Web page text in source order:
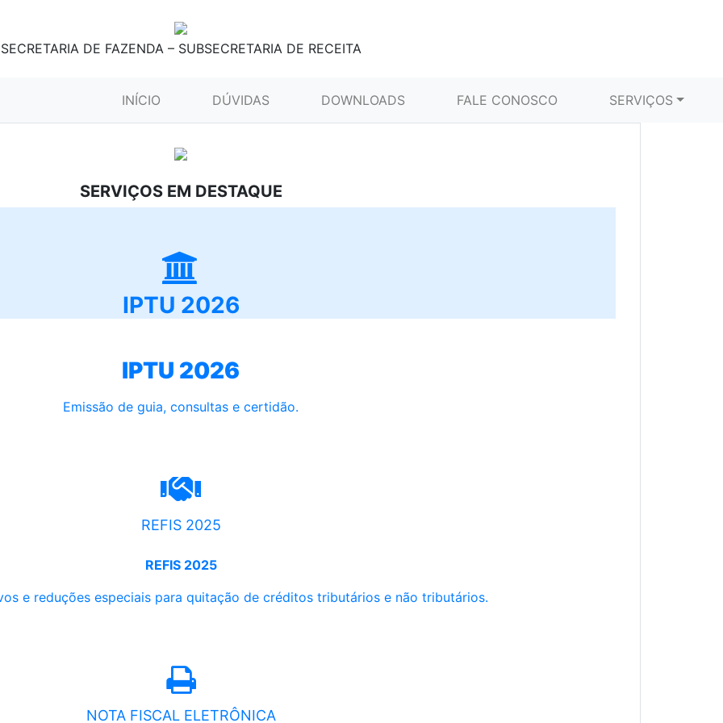
SECRETARIA DE FAZENDA – SUBSECRETARIA DE RECEITA
INÍCIO (CURRENT)DÚVIDAS DOWNLOADS FALE CONOSCO SERVIÇOS
SERVIÇOS EM DESTAQUE
IPTU 2026
IPTU 2026
Emissão de guia, consultas e certidão.
REFIS 2025
REFIS 2025
e reduções especiais para quitação de créditos tributários e não tributários.
NOTA FISCAL ELETRÔNICA